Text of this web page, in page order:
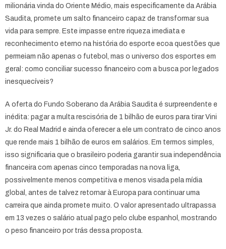
milionária vinda do Oriente Médio, mais especificamente da Arábia
Saudita, promete um salto financeiro capaz de transformar sua
vida para sempre. Este impasse entre riqueza imediata e
reconhecimento eterno na história do esporte ecoa questões que
permeiam não apenas o futebol, mas o universo dos esportes em
geral: como conciliar sucesso financeiro com a busca por legados
inesquecíveis?
A oferta do Fundo Soberano da Arábia Saudita é surpreendente e
inédita: pagar a multa rescisória de 1 bilhão de euros para tirar Vini
Jr. do Real Madrid e ainda oferecer a ele um contrato de cinco anos
que rende mais 1 bilhão de euros em salários. Em termos simples,
isso significaria que o brasileiro poderia garantir sua independência
financeira com apenas cinco temporadas na nova liga,
possivelmente menos competitiva e menos visada pela mídia
global, antes de talvez retornar à Europa para continuar uma
carreira que ainda promete muito. O valor apresentado ultrapassa
em 13 vezes o salário atual pago pelo clube espanhol, mostrando
o peso financeiro por trás dessa proposta.